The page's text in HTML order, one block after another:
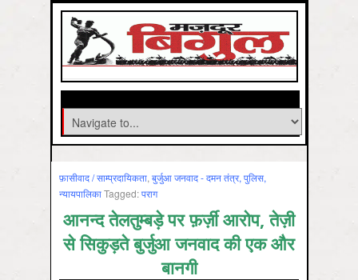
फ़ासीवाद / साम्‍प्रदायिकता, बुर्जुआ जनवाद - दमन तंत्र, पुलिस,
न्‍यायपालिकाTagged:पराग
आनन्द तेलतुम्बड़े पर फ़र्ज़ी आरोप, तेज़ी
से सिकुड़ते बुर्जुआ जनवाद की एक और
बानगी